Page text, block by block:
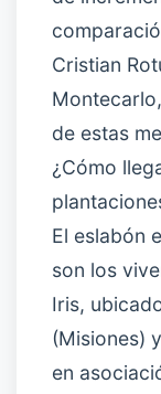
Cristian
de estas
¿Cómo
El eslabón
son los
Iris,
(Misiones)
en